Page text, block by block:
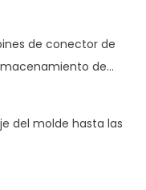
de conector de
de
del molde hasta las